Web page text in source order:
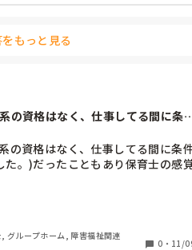
もっと見る
の資格はなく、仕事してる間に条
の資格はなく、仕事してる間に条
。)だったこともあり保育士の感
こに言うような言葉がちょいちょ
グループホーム, 障害福祉関連
0 ・ 11/